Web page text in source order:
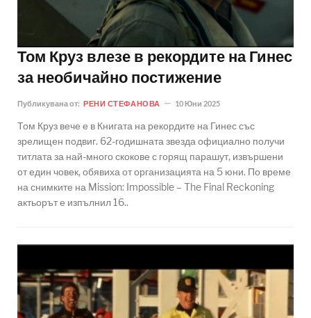
Том Круз влезе в рекордите на Гинес
за необичайно постижение
Публикувана от: РЕНИ СТЕФАНОВА 10 Юни 2025
Том Круз вече е в Книгата на рекордите на Гинес със
зрелищен подвиг. 62-годишната звезда официално получи
титлата за най-много скокове с горящ парашут, извършени
от един човек, обявиха от организацията на 5 юни. По време
на снимките на Mission: Impossible – The Final Reckoning
актьорът е изпълнил 16..